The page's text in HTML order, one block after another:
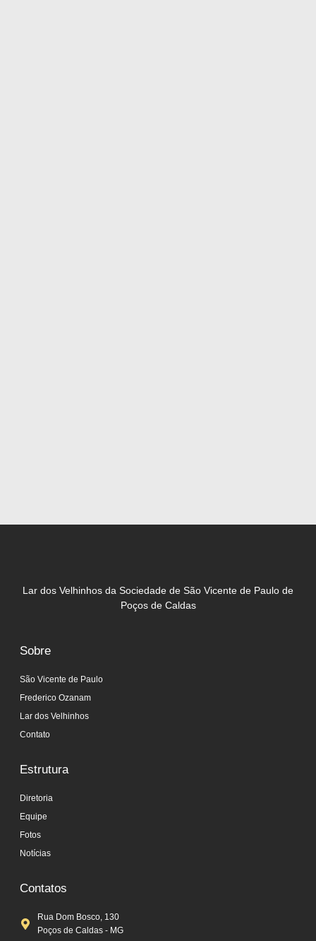
Lar dos Velhinhos da Sociedade de São Vicente de Paulo de
Poços de Caldas
Sobre
São Vicente de Paulo
Frederico Ozanam
Lar dos Velhinhos
Contato
Estrutura
Diretoria
Equipe
Fotos
Notícias
Contatos
Rua Dom Bosco, 130
Poços de Caldas - MG